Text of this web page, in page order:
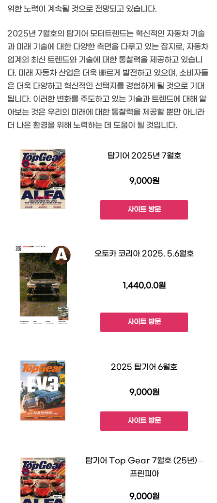
위한 노력이 계속될 것으로 전망되고 있습니다.
2025년 7월호의 탑기어 모터트렌드는 혁신적인 자동차 기술
과 미래 기술에 대한 다양한 측면을 다루고 있는 잡지로, 자동차
업계의 최신 트렌드와 기술에 대한 통찰력을 제공하고 있습니
다. 미래 자동차 산업은 더욱 빠르게 발전하고 있으며, 소비자들
은 더욱 다양하고 혁신적인 선택지를 경험하게 될 것으로 기대
됩니다. 이러한 변화를 주도하고 있는 기술과 트렌드에 대해 알
아보는 것은 우리의 미래에 대한 통찰력을 제공할 뿐만 아니라
더 나은 환경을 위해 노력하는 데 도움이 될 것입니다.
탑기어 2025년 7월호
9,000원
사이트 방문
오토카 코리아 2025. 5.6월호
1,440,0.0원
사이트 방문
2025 탑기어 6월호
9,000원
사이트 방문
탑기어 Top Gear 7월호 (25년) –
프린피아
9,000원